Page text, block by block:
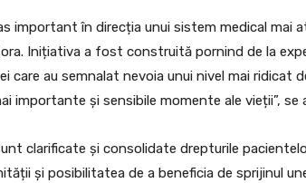
important în direcția unui sistem medical mai
Inițiativa a fost construită pornind de la
care au semnalat nevoia unui nivel mai ridicat
importante și sensibile momente ale vieții”, se
clarificate și consolidate drepturile
și posibilitatea de a beneficia de sprijinul